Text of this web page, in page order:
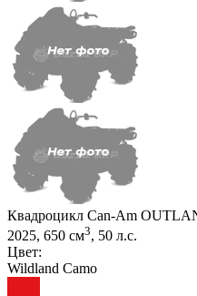
Квадроцикл Can-Am
2025, 650 см3, 50 л.с.
Цвет:
Wildland Camo